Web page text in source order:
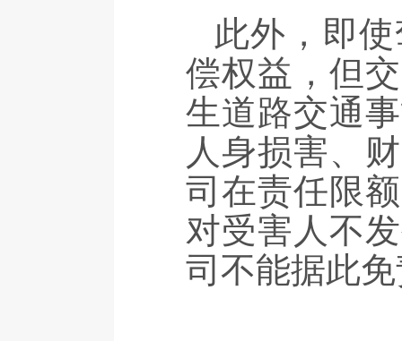
此外，即
偿权益，但
生道路交通
人身损害、
司在责任限
对受害人不
司不能据此